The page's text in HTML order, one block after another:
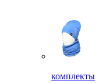
комплекты